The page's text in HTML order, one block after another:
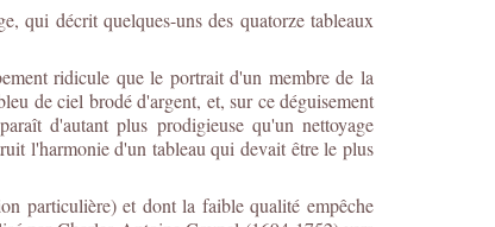
qui décrit quelques-uns des quatorze tableaux
ridicule que le portrait d'un membre de la
de ciel brodé d'argent, et, sur ce déguisement
d'autant plus prodigieuse qu'un nettoyage
l'harmonie d'un tableau qui devait être le plus
particulière) et dont la faible qualité empêche